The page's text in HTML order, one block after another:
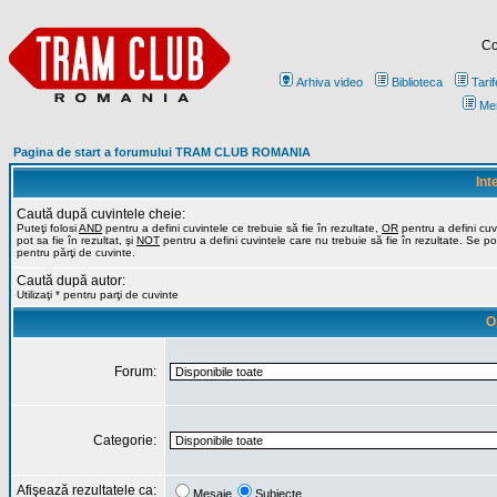
Arhiva video Biblioteca
Pagina de start a forumului TRAM CLUB ROMANIA
Caută după cuvintele cheie:
Puteţi folosiAND pentru a defini cuvintele ce trebuie să fie în rezultate, OR pentru a defini
pot sa fie în rezultat, şi NOT pentru a defini cuvintele care nu trebuie să fie în rezultate. Se
pentru părţi de cuvinte.
Caută după autor:
Utilizaţi * pentru parţi de cuvinte
Forum:
Categorie:
Afişează rezultatele ca: Mesaje Subiecte